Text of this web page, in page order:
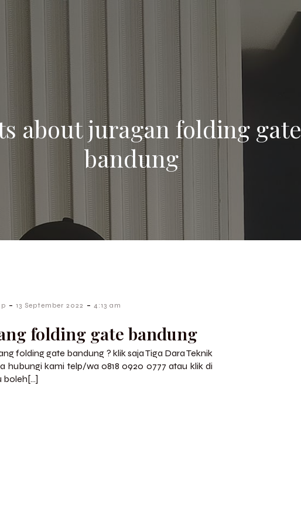
about juragan folding gate
bandung
- 13 September 2022 - 4:13 am
folding gate bandung
folding gate bandung ? klik saja Tiga Dara Teknik
hubungi kami telp/wa 0818 0920 0777 atau klik di
boleh[…]